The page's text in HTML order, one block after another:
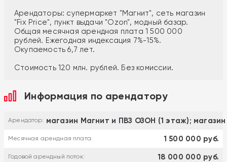
Арендаторы: супермаркет "Магнит", сеть магазин
"Fix Price", пункт выдачи "Ozon", модный базар.
Общая месячная арендная плата 1 500 000
рублей. Ежегодная индексация 7%-15%.
Окупаемость 6,7 лет.
Стоимость 120 млн. рублей. Без комиссии.
Информация по арендатору
Арендатор: магазин Магнит и ПВЗ ОЗОН (1 этаж);
Месячная арендная плата: 1 500 000 руб.
Годовой арендный поток: 18 000 000 руб.